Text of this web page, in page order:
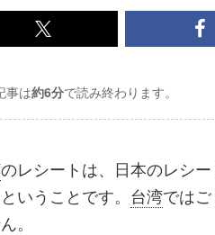
x<br>
記
事
シ
ェ
事は約6分で読み終わります。
のレシートは、日本のレシ
ということです。 台湾では
。